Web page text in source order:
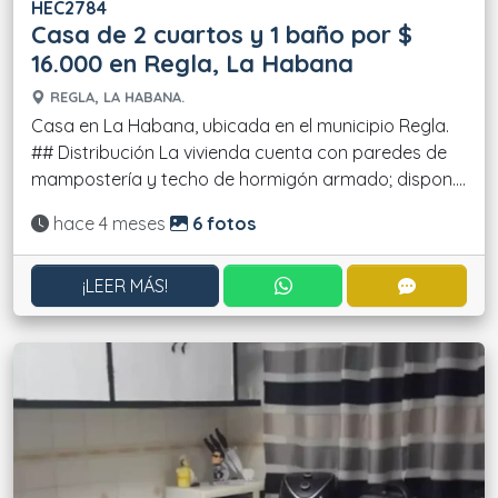
HEC2784
Casa de 2 cuartos y 1 baño por $
16.000 en Regla, La Habana
REGLA, LA HABANA.
Casa en La Habana, ubicada en el municipio Regla.
## Distribución La vivienda cuenta con paredes de
mampostería y techo de hormigón armado; dispon....
Actualizado:
hace 4 meses 6 fotos
¡LEER MÁS! CONTACTAR POR